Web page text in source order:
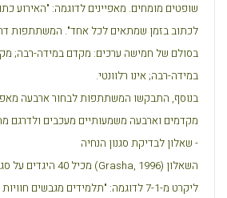
שופטים מומחים. מאפיינים לדוגמה: "האירוע
לכתוב בזמן שמתאים לכל אחד". המשתתפות
בסולם של חמישה ערכים: מקדם במידה-רבה;
במידה-רבה; אינו רלוונטי.
בנוסף, התבקשו המשתתפות לבחור ארבעה
מקדמים וארבעה משמעותיים מעכבים ולדרגם
- שאלון לבדיקת סגנון הנחיה
השאלון (1996
Grasha,
) מכיל 40
ליקרט מ-7-1 לדוגמה: "תלמידים מגבשים חוויות לימוד בכוחות עצמם".